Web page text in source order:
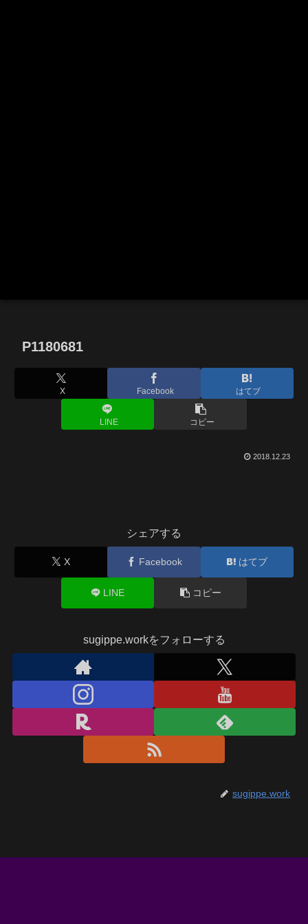
P1180681
X Facebook はてブ
LINE コピー
2018.12.23
シェアする
X Facebook はてブ
LINE コピー
sugippe.workをフォローする
sugippe.work